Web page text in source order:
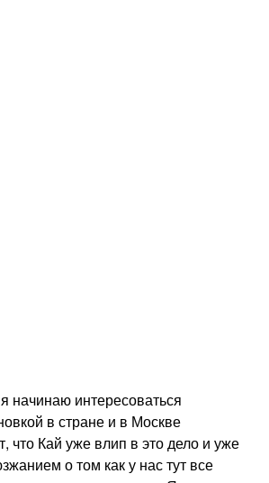
начинаю интересоваться
в стране и в Москве
что Кай уже влип в это дело и уже
о том как у нас тут все